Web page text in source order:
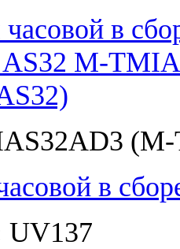
в
UV137